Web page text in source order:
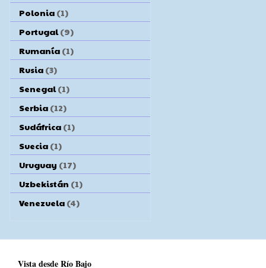
Polonia (1)
Portugal (9)
Rumanía (1)
Rusia (3)
Senegal (1)
Serbia (12)
Sudáfrica (1)
Suecia (1)
Uruguay (17)
Uzbekistán (1)
Venezuela (4)
Vista desde Río Bajo